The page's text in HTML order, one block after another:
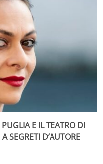
E IL TEATRO DI
SEGRETI D’AUTORE